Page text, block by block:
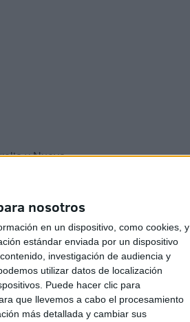
nosotros
en un dispositivo, como cookies, y
estándar enviada por un dispositivo
investigación de audiencia y
utilizar datos de localización
Puede hacer clic para
que llevemos a cabo el procesamiento
más detallada y cambiar sus
y Nueva
tradición